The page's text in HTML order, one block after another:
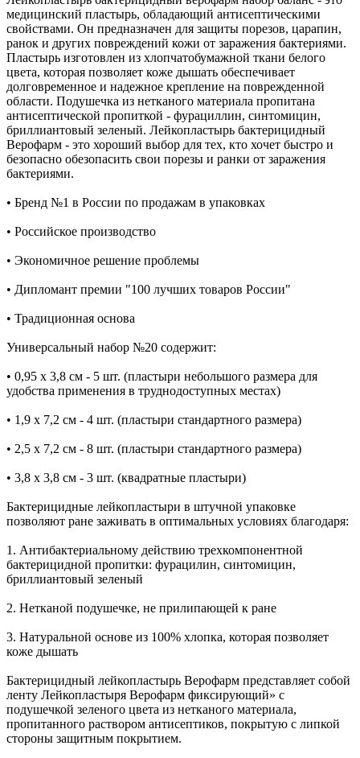
медицинский пластырь, обладающий антисептическими
свойствами. Он предназначен для защиты порезов, царапин,
ранок и других повреждений кожи от заражения бактериями.
Пластырь изготовлен из хлопчатобумажной ткани белого
цвета, которая позволяет коже дышать обеспечивает
долговременное и надежное крепление на поврежденной
области. Подушечка из нетканого материала пропитана
антисептической пропиткой - фурациллин, синтомицин,
бриллиантовый зеленый. Лейкопластырь бактерицидный
Верофарм - это хороший выбор для тех, кто хочет быстро и
безопасно обезопасить свои порезы и ранки от заражения
бактериями.
• Бренд №1 в России по продажам в упаковках
• Российское производство
• Экономичное решение проблемы
• Дипломант премии "100 лучших товаров России"
• Традиционная основа
Универсальный набор №20 содержит:
• 0,95 х 3,8 см - 5 шт. (пластыри небольшого размера для
удобства применения в труднодоступных местах)
• 1,9 х 7,2 см - 4 шт. (пластыри стандартного размера)
• 2,5 х 7,2 см - 8 шт. (пластыри стандартного размера)
• 3,8 х 3,8 см - 3 шт. (квадратные пластыри)
Бактерицидные лейкопластыри в штучной упаковке
позволяют ране заживать в оптимальных условиях благодаря:
1. Антибактериальному действию трехкомпонентной
бактерицидной пропитки: фурацилин, синтомицин,
бриллиантовый зеленый
2. Нетканой подушечке, не прилипающей к ране
3. Натуральной основе из 100% хлопка, которая позволяет
коже дышать
Бактерицидный лейкопластырь Верофарм представляет собой
ленту Лейкопластыря Верофарм фиксирующий» с
подушечкой зеленого цвета из нетканого материала,
пропитанного раствором антисептиков, покрытую с липкой
стороны защитным покрытием.